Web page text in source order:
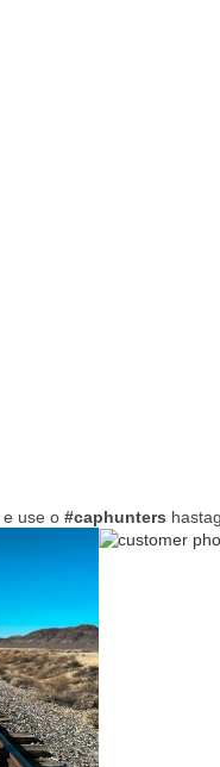
e use o #caphunters